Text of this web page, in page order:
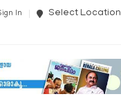
In Select Location